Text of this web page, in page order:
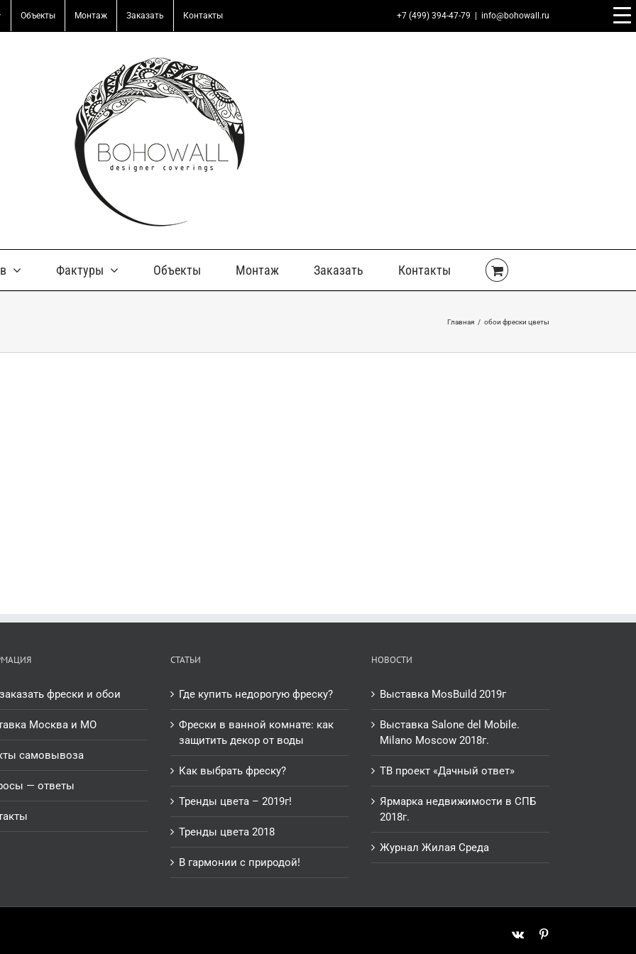
Объекты Монтаж Заказать Контакты +7 (499) 394-47-79 info@bohowall.ru
Фактуры Объекты Монтаж Заказать Контакты
Главная / обои фрески цветы
фрески и обои
Москва и МО
самовывоза
— ответы
СТАТЬИ
Где купить недорогую фреску?
Фрески в ванной комнате: как
защитить декор от воды
Как выбрать фреску?
Тренды цвета – 2019г!
Тренды цвета 2018
В гармонии с природой!
НОВОСТИ
Выставка MosBuild 2019г
Выставка Salone del Mobile.
Milano Moscow 2018г.
ТВ проект «Дачный ответ»
Ярмарка недвижимости в СПБ
2018г.
Журнал Жилая Среда
Vk